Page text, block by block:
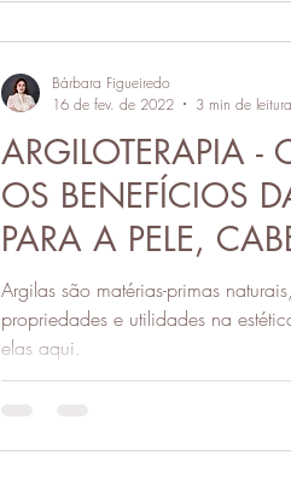
ARGILOTERAPIA -
OS BENEFÍCIOS
PARA A PELE,
SOBRANCELHAS
Argilas são matérias-primas
propriedades e utilidades na
elas aqui.
Bárbara Figueiredo
16 de fev. de 2022
3 min de leitura